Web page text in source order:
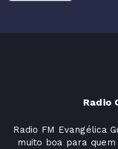
Radio
Radio FM Evangélica
muito boa para quem